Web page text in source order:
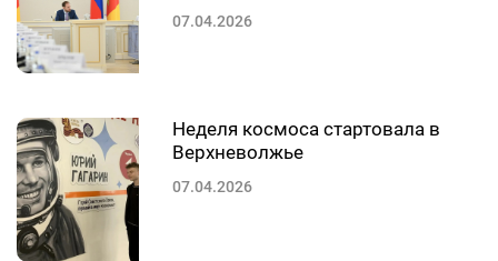
07.04.2026
Неделя космоса стартовала в
Верхневолжье
07.04.2026